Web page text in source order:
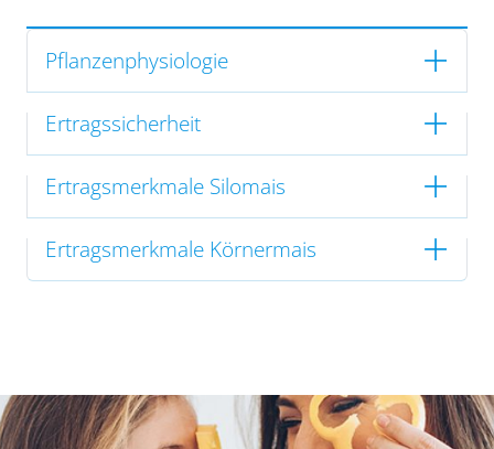
Pflanzenphysiologie
Ertragssicherheit
Ertragsmerkmale Silomais
Ertragsmerkmale Körnermais